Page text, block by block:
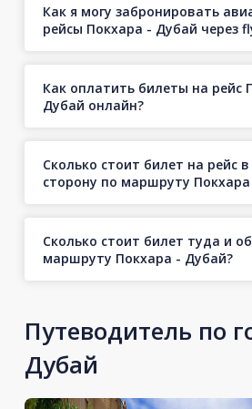
Как я могу забронировать
рейсы Покхара - Дубай через
Как оплатить билеты на рейс
Дубай онлайн?
Сколько стоит билет на рейс
сторону по маршруту
Сколько стоит билет туда и
маршруту Покхара - Дубай?
Путеводитель по
Дубай